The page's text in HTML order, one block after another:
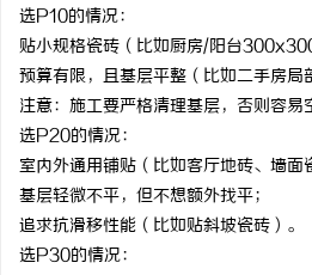
选P10的情况：
贴小规格瓷砖（比如厨房/阳台
预算有限，且基层平整（比如二手房局
注意：施工要严格清理基层，否则容易
选P20的情况：
室内外通用铺贴（比如客厅地砖、墙面
基层轻微不平，但不想额外找平；
追求抗滑移性能（比如贴斜坡瓷砖）。
选P30的情况：